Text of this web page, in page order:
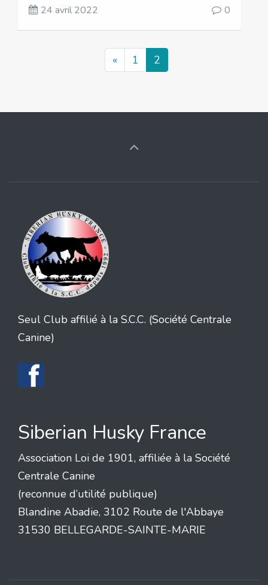
24 avril 2022 0
« 1 2
Seul Club affilié à la S.C.C. (Société Centrale
Canine)
Siberian Husky France
Association Loi de 1901, affiliée à la Société
Centrale Canine
(reconnue d’utilité publique)
Blandine Abadie, 3102 Route de l'Abbaye
31530 BELLEGARDE-SAINTE-MARIE